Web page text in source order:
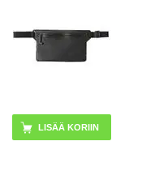
LISÄÄ KORIIN